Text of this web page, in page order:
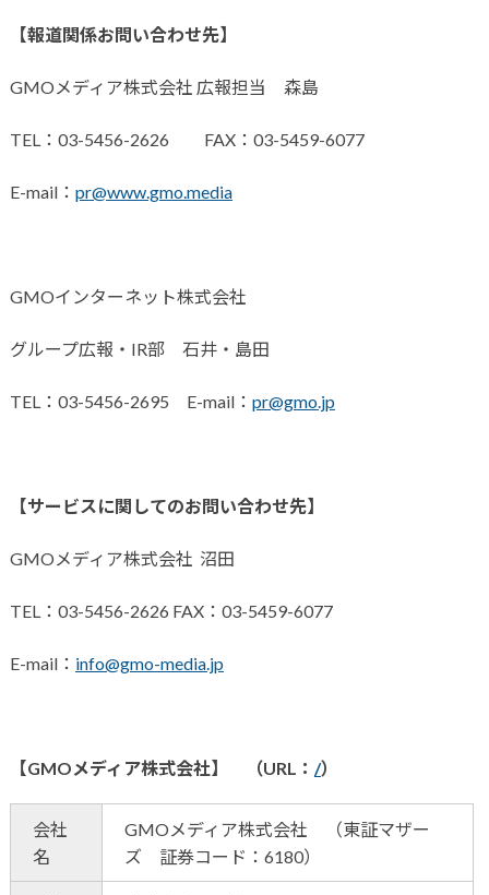
【報道関係お問い合わせ先】
GMOメディア株式会社 広報担当 森島
TEL：03-5456-2626 FAX：03-5459-6077
E-mail： pr@www.gmo.media
GMOインターネット株式会社
グループ広報・IR部 石井・島田
TEL：03-5456-2695 E-mail： pr@gmo.jp
【サービスに関してのお問い合わせ先】
GMOメディア株式会社 沼田
TEL：03-5456-2626 FAX：03-5459-6077
E-mail： info@gmo-media.jp
【GMOメディア株式会社】 （URL： /）
会社
名
GMOメディア株式会社 （東証マザー
ズ 証券コード：6180）